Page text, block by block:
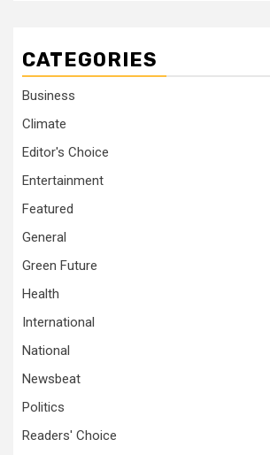
CATEGORIES
Business
Climate
Editor's Choice
Entertainment
Featured
General
Green Future
Health
International
National
Newsbeat
Politics
Readers' Choice